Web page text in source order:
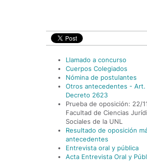
Llamado a concurso
Cuerpos Colegiados
Nómina de postulantes
Otros antecedentes - Art.
Decreto 2623
Prueba de oposición: 22/
Facultad de Ciencias
Sociales de la UNL
Resultado de oposición
antecedentes
Entrevista oral y pública
Acta Entrevista Oral y